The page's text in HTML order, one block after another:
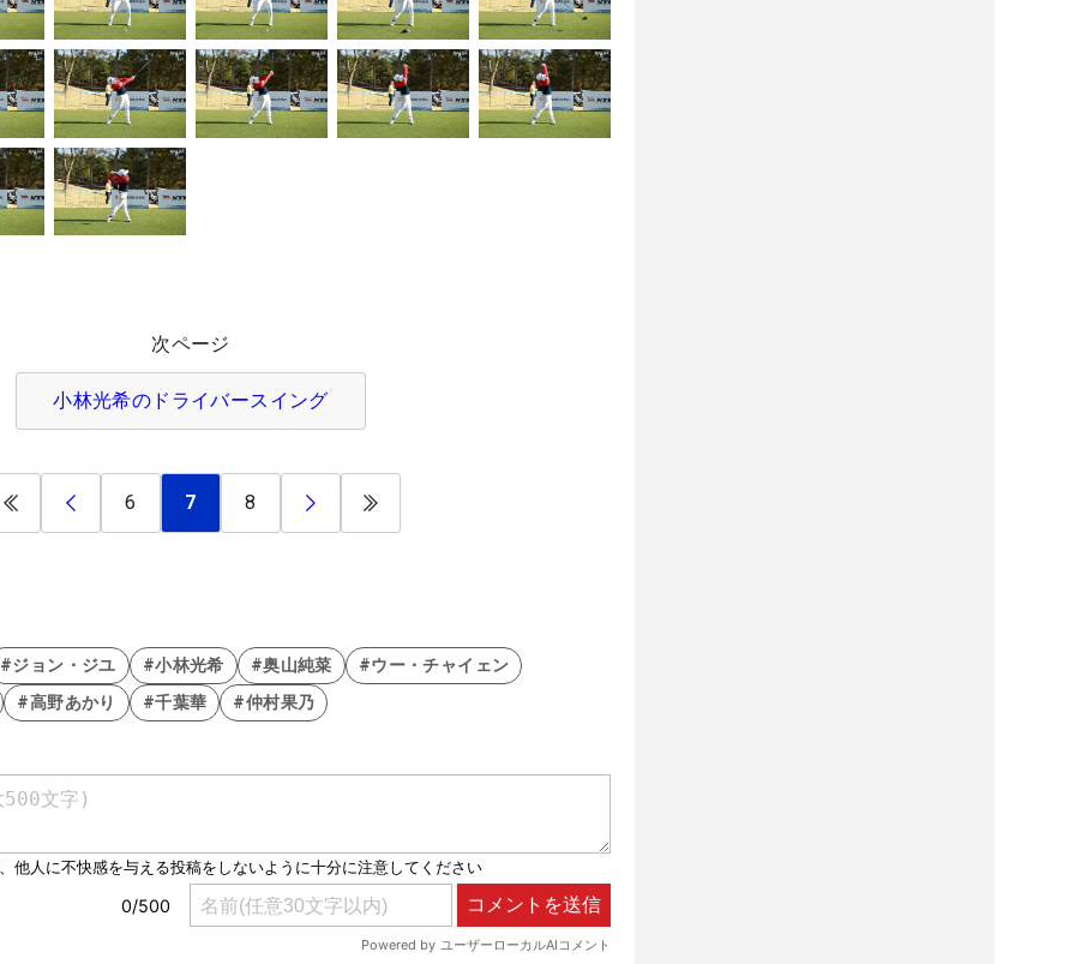
次ページ
小林光希のドライバースイング
6 7 8
#ジョン・ジユ #小林光希 #奥山純菜
#ウー・チャイェン
#高野あかり #千葉華 #仲村果乃